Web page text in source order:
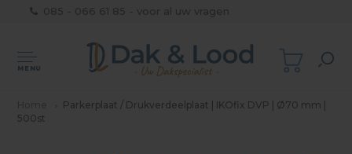
MENU
Parkerplaat / Drukverdeelplaat | IKOfix DVP | Ø70 mm |
500st